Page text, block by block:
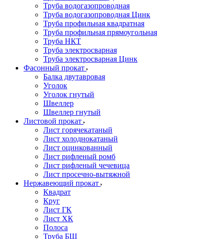
Труба водогазопроводная
Труба водогазопроводная Цинк
Труба профильная квадратная
Труба профильная прямоугольная
Труба НКТ
Труба электросварная
Труба электросварная Цинк
Фасонный прокат
Балка двутавровая
Уголок
Уголок гнутый
Швеллер
Швеллер гнутый
Листовой прокат
Лист горячекатаный
Лист холоднокатаный
Лист оцинкованный
Лист рифленый ромб
Лист рифленый чечевица
Лист просечно-вытяжной
Нержавеющий прокат
Квадрат
Круг
Лист ГК
Лист ХК
Полоса
Труба БШ